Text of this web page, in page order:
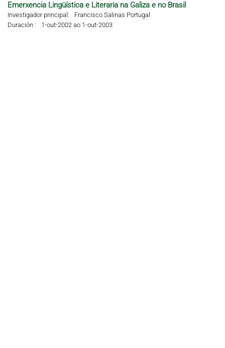
Emerxencia Lingüística e Literaria na Galiza e no Brasil
Investigador principal:
Francisco Salinas Portugal
Duración :
1-out-2002 ao 1-out-2003